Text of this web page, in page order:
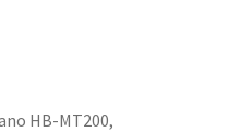
HB-MT200,